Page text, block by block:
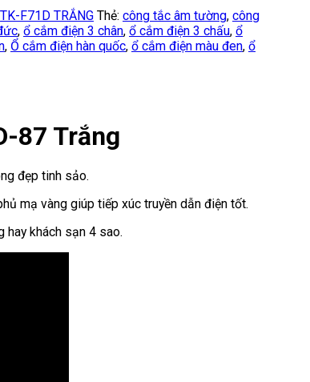
TK-F71D TRẮNG Thẻ: công tắc âm tường, công
, ổ cắm điện 3 chân, ổ cắm điện 3 chấu, ổ
, Ổ cắm điện hàn quốc, ổ cắm điện màu đen, ổ
87 Trắng
đẹp tinh sảo.
mạ vàng giúp tiếp xúc truyền dẫn điện tốt.
hay khách sạn 4 sao.